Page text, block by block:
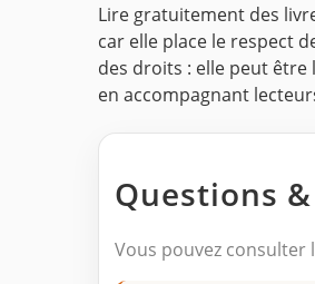
Lire gratuitement des
car elle place le respect
des droits : elle peut être
en accompagnant
Questions
Vous pouvez consulter